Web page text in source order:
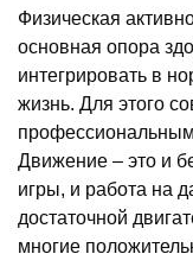
Физическая
основная опора
интегрировать в
жизнь. Для этого
Движение – это и
игры, и работа на
достаточной
многие